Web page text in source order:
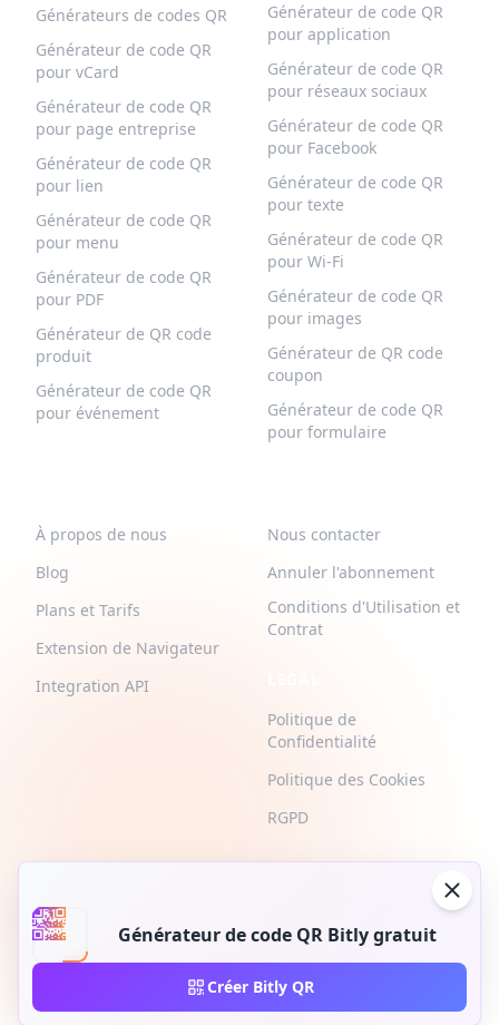
Générateur de code QR Bitly gratuit
Créer Bitly QR
Générateurs de codes QR
Générateur de code QR
pour vCard
Générateur de code QR
pour page entreprise
Générateur de code QR
pour lien
Générateur de code QR
pour menu
Générateur de code QR
pour PDF
Générateur de QR code
produit
Générateur de code QR
pour événement
Générateur de code QR
pour application
Générateur de code QR
pour réseaux sociaux
Générateur de code QR
pour Facebook
Générateur de code QR
pour texte
Générateur de code QR
pour Wi-Fi
Générateur de code QR
pour images
Générateur de QR code
coupon
Générateur de code QR
pour formulaire
À propos de nous
Blog
Plans et Tarifs
Extension de Navigateur
Integration API
Nous contacter
Annuler l'abonnement
Conditions d'Utilisation et
Contrat
Politique de
Confidentialité
Politique des Cookies
RGPD
2026 © QR-Build. QR-Build. Tous droits réservés